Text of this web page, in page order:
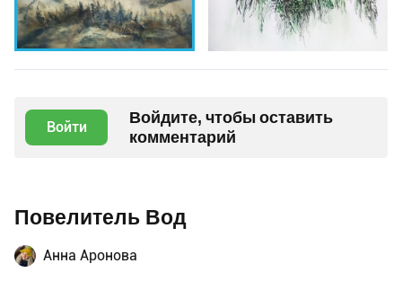
Войти
Войдите, чтобы оставить
комментарий
Повелитель Вод
Анна Аронова